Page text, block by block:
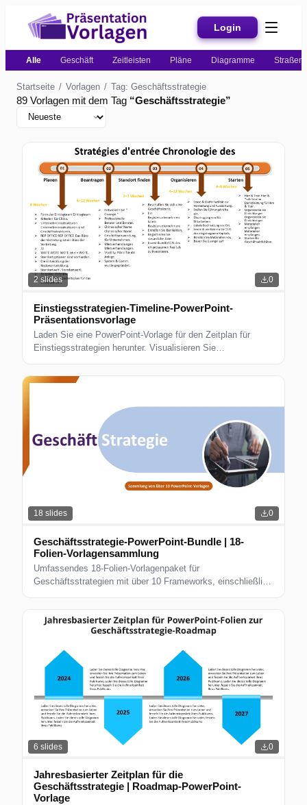
Login
Alle Geschäft Zeitleisten Pläne Diagramme
Startseite / Vorlagen / Tag: Geschäftsstrategie
89 Vorlagen mit dem Tag “Geschäftsstrategie”
2 slides 0
Einstiegsstrategien-Timeline-PowerPoint-
Präsentationsvorlage
Laden Sie eine PowerPoint-Vorlage für den Zeitplan für
Einstiegsstrategien herunter. Visualisieren Sie
18 slides 0
Geschäftsstrategie-PowerPoint-Bundle | 18-
Folien-Vorlagensammlung
Umfassendes 18-Folien-Vorlagenpaket für
Geschäftsstrategien mit über 10 Frameworks, einschließlich
6 slides 0
Jahresbasierter Zeitplan für die
Geschäftsstrategie | Roadmap-PowerPoint-
Vorlage